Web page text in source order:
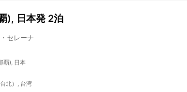
), 日本発 2泊
セレーナ
覇), 日本
北）, 台湾